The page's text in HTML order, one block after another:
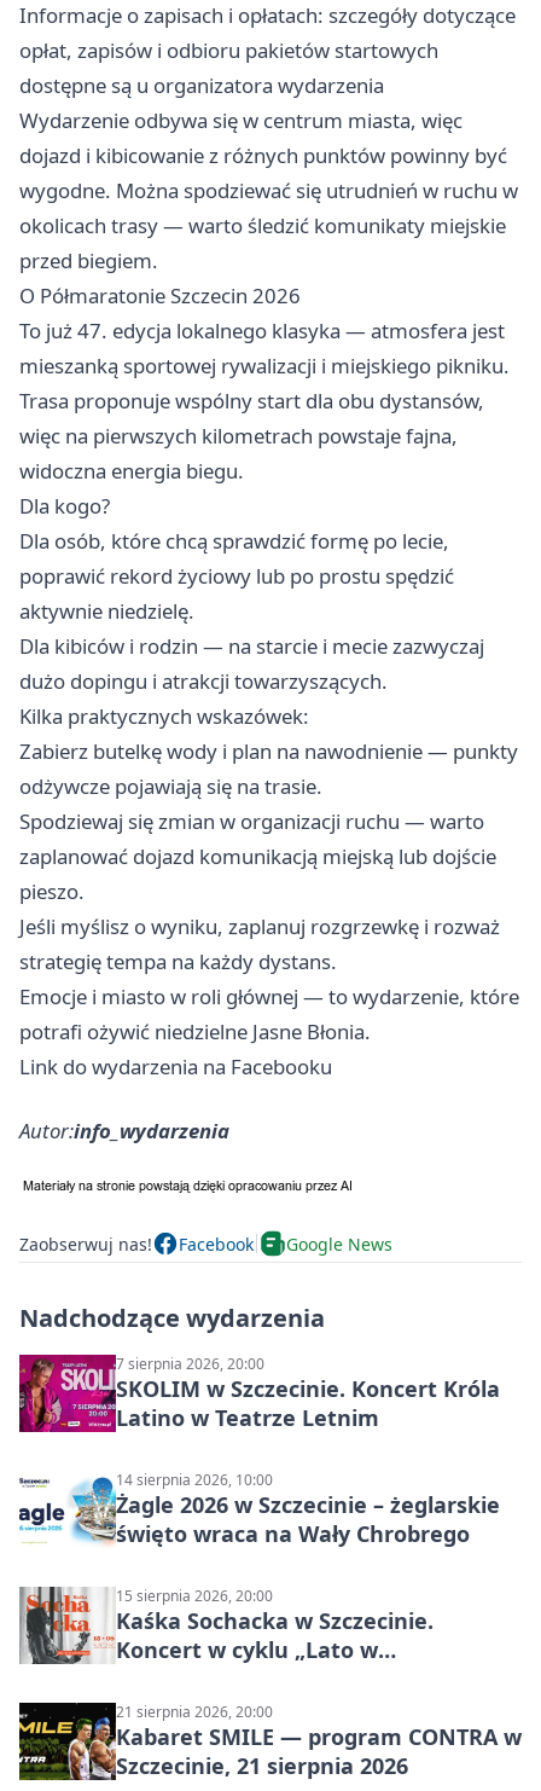
Informacje o zapisach i opłatach: szczegóły dotyczące
opłat, zapisów i odbioru pakietów startowych
dostępne są u organizatora wydarzenia
Wydarzenie odbywa się w centrum miasta, więc
dojazd i kibicowanie z różnych punktów powinny być
wygodne. Można spodziewać się utrudnień w ruchu w
okolicach trasy — warto śledzić komunikaty miejskie
przed biegiem.
O Półmaratonie Szczecin 2026
To już 47. edycja lokalnego klasyka — atmosfera jest
mieszanką sportowej rywalizacji i miejskiego pikniku.
Trasa proponuje wspólny start dla obu dystansów,
więc na pierwszych kilometrach powstaje fajna,
widoczna energia biegu.
Dla kogo?
Dla osób, które chcą sprawdzić formę po lecie,
poprawić rekord życiowy lub po prostu spędzić
aktywnie niedzielę.
Dla kibiców i rodzin — na starcie i mecie zazwyczaj
dużo dopingu i atrakcji towarzyszących.
Kilka praktycznych wskazówek:
Zabierz butelkę wody i plan na nawodnienie — punkty
odżywcze pojawiają się na trasie.
Spodziewaj się zmian w organizacji ruchu — warto
zaplanować dojazd komunikacją miejską lub dojście
pieszo. ‍
Jeśli myślisz o wyniku, zaplanuj rozgrzewkę i rozważ
strategię tempa na każdy dystans.
Emocje i miasto w roli głównej — to wydarzenie, które
potrafi ożywić niedzielne Jasne Błonia.
Link do wydarzenia na Facebooku
Autor:info_wydarzenia
Zaobserwuj nas! Facebook Google News
Nadchodzące wydarzenia
7 sierpnia 2026, 20:00
SKOLIM w Szczecinie. Koncert Króla
Latino w Teatrze Letnim
14 sierpnia 2026, 10:00
Żagle 2026 w Szczecinie – żeglarskie
święto wraca na Wały Chrobrego
15 sierpnia 2026, 20:00
Kaśka Sochacka w Szczecinie.
Koncert w cyklu „Lato w
21 sierpnia 2026, 20:00
Kabaret SMILE — program CONTRA w
Szczecinie, 21 sierpnia 2026